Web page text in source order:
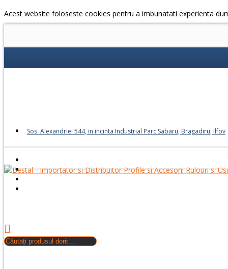
Acest website foloseste cookies pentru a imbunatati experienta
Sos. Alexandriei 544, in incinta Industrial Parc Sabaru, Bragadiru, Ilfov